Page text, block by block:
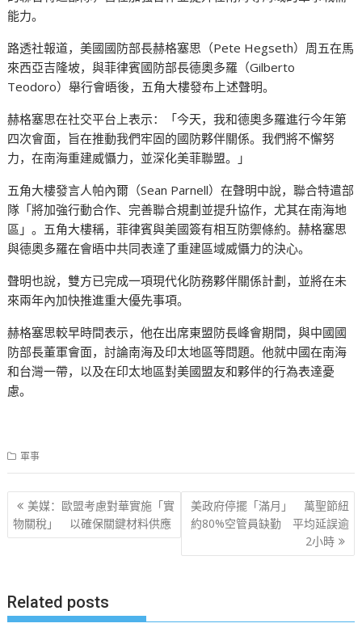
能力。
路透社報道，美國國防部長赫格塞思（Pete Hegseth）周五在馬
來西亞吉隆坡，與菲律賓國防部長德奧多羅（Gilberto
Teodoro）舉行會晤後，五角大樓發布上述聲明。
赫格塞思在社交平台上表示：「今天，我和德奧多羅進行今年第
四次會面，旨在推動我們牢固的國防夥伴關係。我們將不懈努
力，在南海重建威懾力，並深化美菲聯盟。」
五角大樓發言人帕內爾（Sean Parnell）在聲明中說，聯合特遣部
隊「將加強行動合作、完善聯合規劃並提升協作，尤其在南海地
區」。五角大樓稱，菲律賓與美國簽有相互防禦條約。赫格塞思
與德奧多羅在會晤中共同表達了重建區域威懾力的決心。
聲明也說，雙方已完成一項現代化防務夥伴關係計劃，並將在未
來兩年內加快推進重大優先事項。
赫格塞思較早時間表示，他在出席東盟防長峰會期間，與中國國
防部長董軍會面，討論南海及印太地區等問題。他就中國在南海
和台灣一帶，以及在印太地區對美國盟友和夥伴的行為表達憂
慮。
軍事
文
章
美媒：歐盟考慮對華實施「實
物關稅」 以確保關鍵材料供應
美政府停擺「滿月」 萬聖節紐
約80%空管員缺勤 平均延誤逾
2小時
Related posts